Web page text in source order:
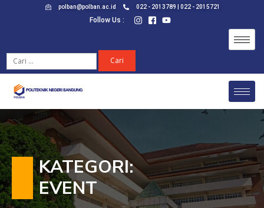
polban@polban.ac.id 022 - 2013789 | 022 - 2015721
Follow Us :
KATEGORI:
EVENT